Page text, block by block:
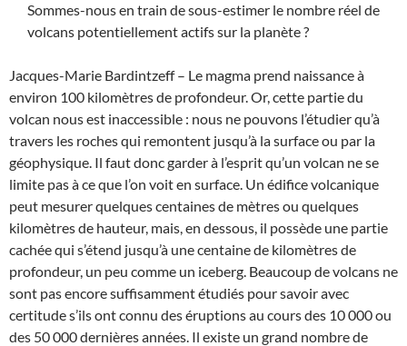
Sommes-nous en train de sous-estimer le nombre réel de
volcans potentiellement actifs sur la planète ?
Jacques-Marie Bardintzeff – Le magma prend naissance à
environ 100 kilomètres de profondeur. Or, cette partie du
volcan nous est inaccessible : nous ne pouvons l’étudier qu’à
travers les roches qui remontent jusqu’à la surface ou par la
géophysique. Il faut donc garder à l’esprit qu’un volcan ne se
limite pas à ce que l’on voit en surface. Un édifice volcanique
peut mesurer quelques centaines de mètres ou quelques
kilomètres de hauteur, mais, en dessous, il possède une partie
cachée qui s’étend jusqu’à une centaine de kilomètres de
profondeur, un peu comme un iceberg. Beaucoup de volcans ne
sont pas encore suffisamment étudiés pour savoir avec
certitude s’ils ont connu des éruptions au cours des 10 000 ou
des 50 000 dernières années. Il existe un grand nombre de